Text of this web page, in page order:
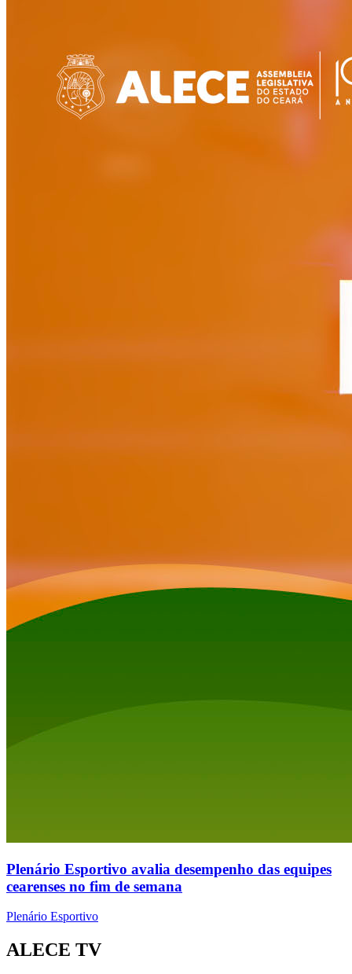
Plenário Esportivo avalia desempenho das equipes
cearenses no fim de semana
Plenário Esportivo
ALECE TV